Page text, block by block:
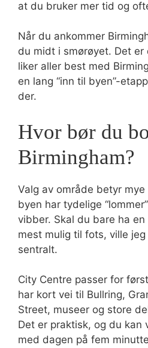
at du bruker mer tid og
Når du ankommer
du midt i smørøyet. Det er
liker aller best med
en lang “inn til byen”-
der.
Hvor bør du
Birmingham?
Valg av område betyr
byen har tydelige
vibber. Skal du bare ha
mest mulig til fots, ville
sentralt.
City Centre passer for
har kort vei til Bullring,
Street, museer og store
Det er praktisk, og du kan
med dagen på fem